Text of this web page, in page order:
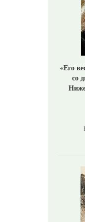
«Его
со